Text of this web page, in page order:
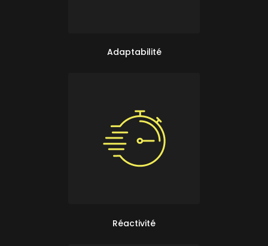
Adaptabilité
Réactivité